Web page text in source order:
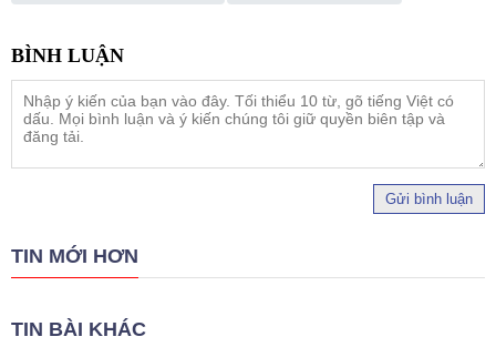
Gửi bình luận
TIN MỚI HƠN
TIN BÀI KHÁC